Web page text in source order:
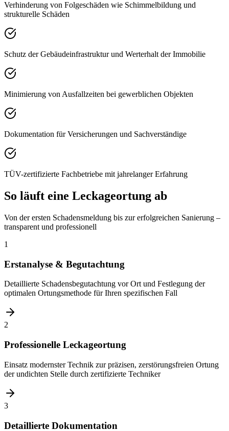
Verhinderung von Folgeschäden wie Schimmelbildung und
strukturelle Schäden
Schutz der Gebäudeinfrastruktur und Werterhalt der Immobilie
Minimierung von Ausfallzeiten bei gewerblichen Objekten
Dokumentation für Versicherungen und Sachverständige
TÜV-zertifizierte Fachbetriebe mit jahrelanger Erfahrung
So läuft eine Leckageortung ab
Von der ersten Schadensmeldung bis zur erfolgreichen Sanierung –
transparent und professionell
1
Erstanalyse & Begutachtung
Detaillierte Schadensbegutachtung vor Ort und Festlegung der
optimalen Ortungsmethode für Ihren spezifischen Fall
2
Professionelle Leckageortung
Einsatz modernster Technik zur präzisen, zerstörungsfreien Ortung
der undichten Stelle durch zertifizierte Techniker
3
Detaillierte Dokumentation